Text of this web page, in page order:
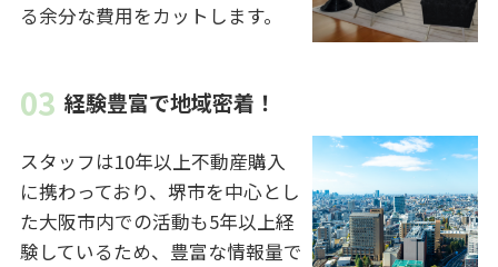
る余分な費用をカットします。
経験豊富で地域密着！
スタッフは10年以上不動産購入
に携わっており、堺市を中心とし
た大阪市内での活動も5年以上経
験しているため、豊富な情報量で